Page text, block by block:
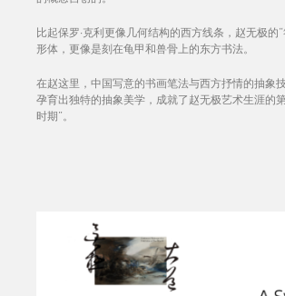
比起保罗·克利更像几何结构的西方线条，赵无极的
形体，更像是刻在龟甲和兽骨上的东方书法。
在赵这里，中国写意的书画笔法与西方抒情的抽象
孕育出独特的抽象美学，成就了赵无极艺术生涯的
时期”。